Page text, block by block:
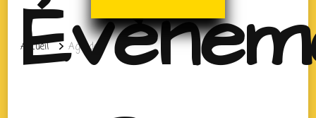
Accueil Agenda